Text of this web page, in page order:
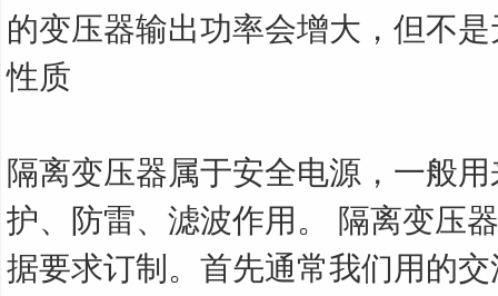
的变压器输出功率会增大，但不
性质
隔离变压器属于安全电源，一般
护、防雷、滤波作用。 隔离变压
据要求订制。首先通常我们用的